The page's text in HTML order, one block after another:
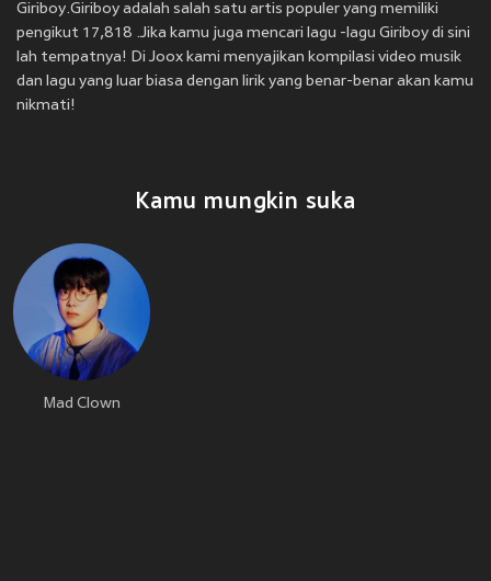
Giriboy.Giriboy adalah salah satu artis populer yang memiliki
pengikut 17,818 .Jika kamu juga mencari lagu -lagu Giriboy di sini
lah tempatnya! Di Joox kami menyajikan kompilasi video musik
dan lagu yang luar biasa dengan lirik yang benar-benar akan kamu
nikmati!
Kamu mungkin suka
Mad Clown